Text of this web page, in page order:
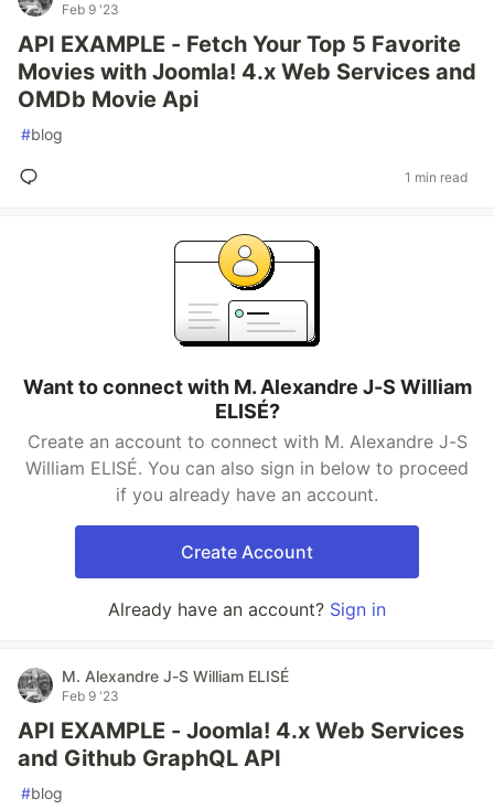
Feb 9 '23
API EXAMPLE - Fetch Your Top 5 Favorite
Movies with Joomla! 4.x Web Services and
OMDb Movie Api
#blog
1 min read
Want to connect with M. Alexandre J-S William
ELISÉ?
Create an account to connect with M. Alexandre J-S
William ELISÉ. You can also sign in below to proceed
if you already have an account.
Create Account
Already have an account? Sign in
M. Alexandre J-S William ELISÉ
Feb 9 '23
API EXAMPLE - Joomla! 4.x Web Services
and Github GraphQL API
#blog